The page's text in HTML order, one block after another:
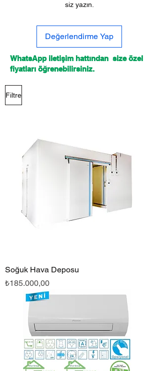
siz yazın.
Değerlendirme Yap
WhatsApp iletişim hattından size özel
fiyatları öğrenebilirsiniz.
Filtre
Soğuk Hava Deposu
Fiyat
₺185.000,00